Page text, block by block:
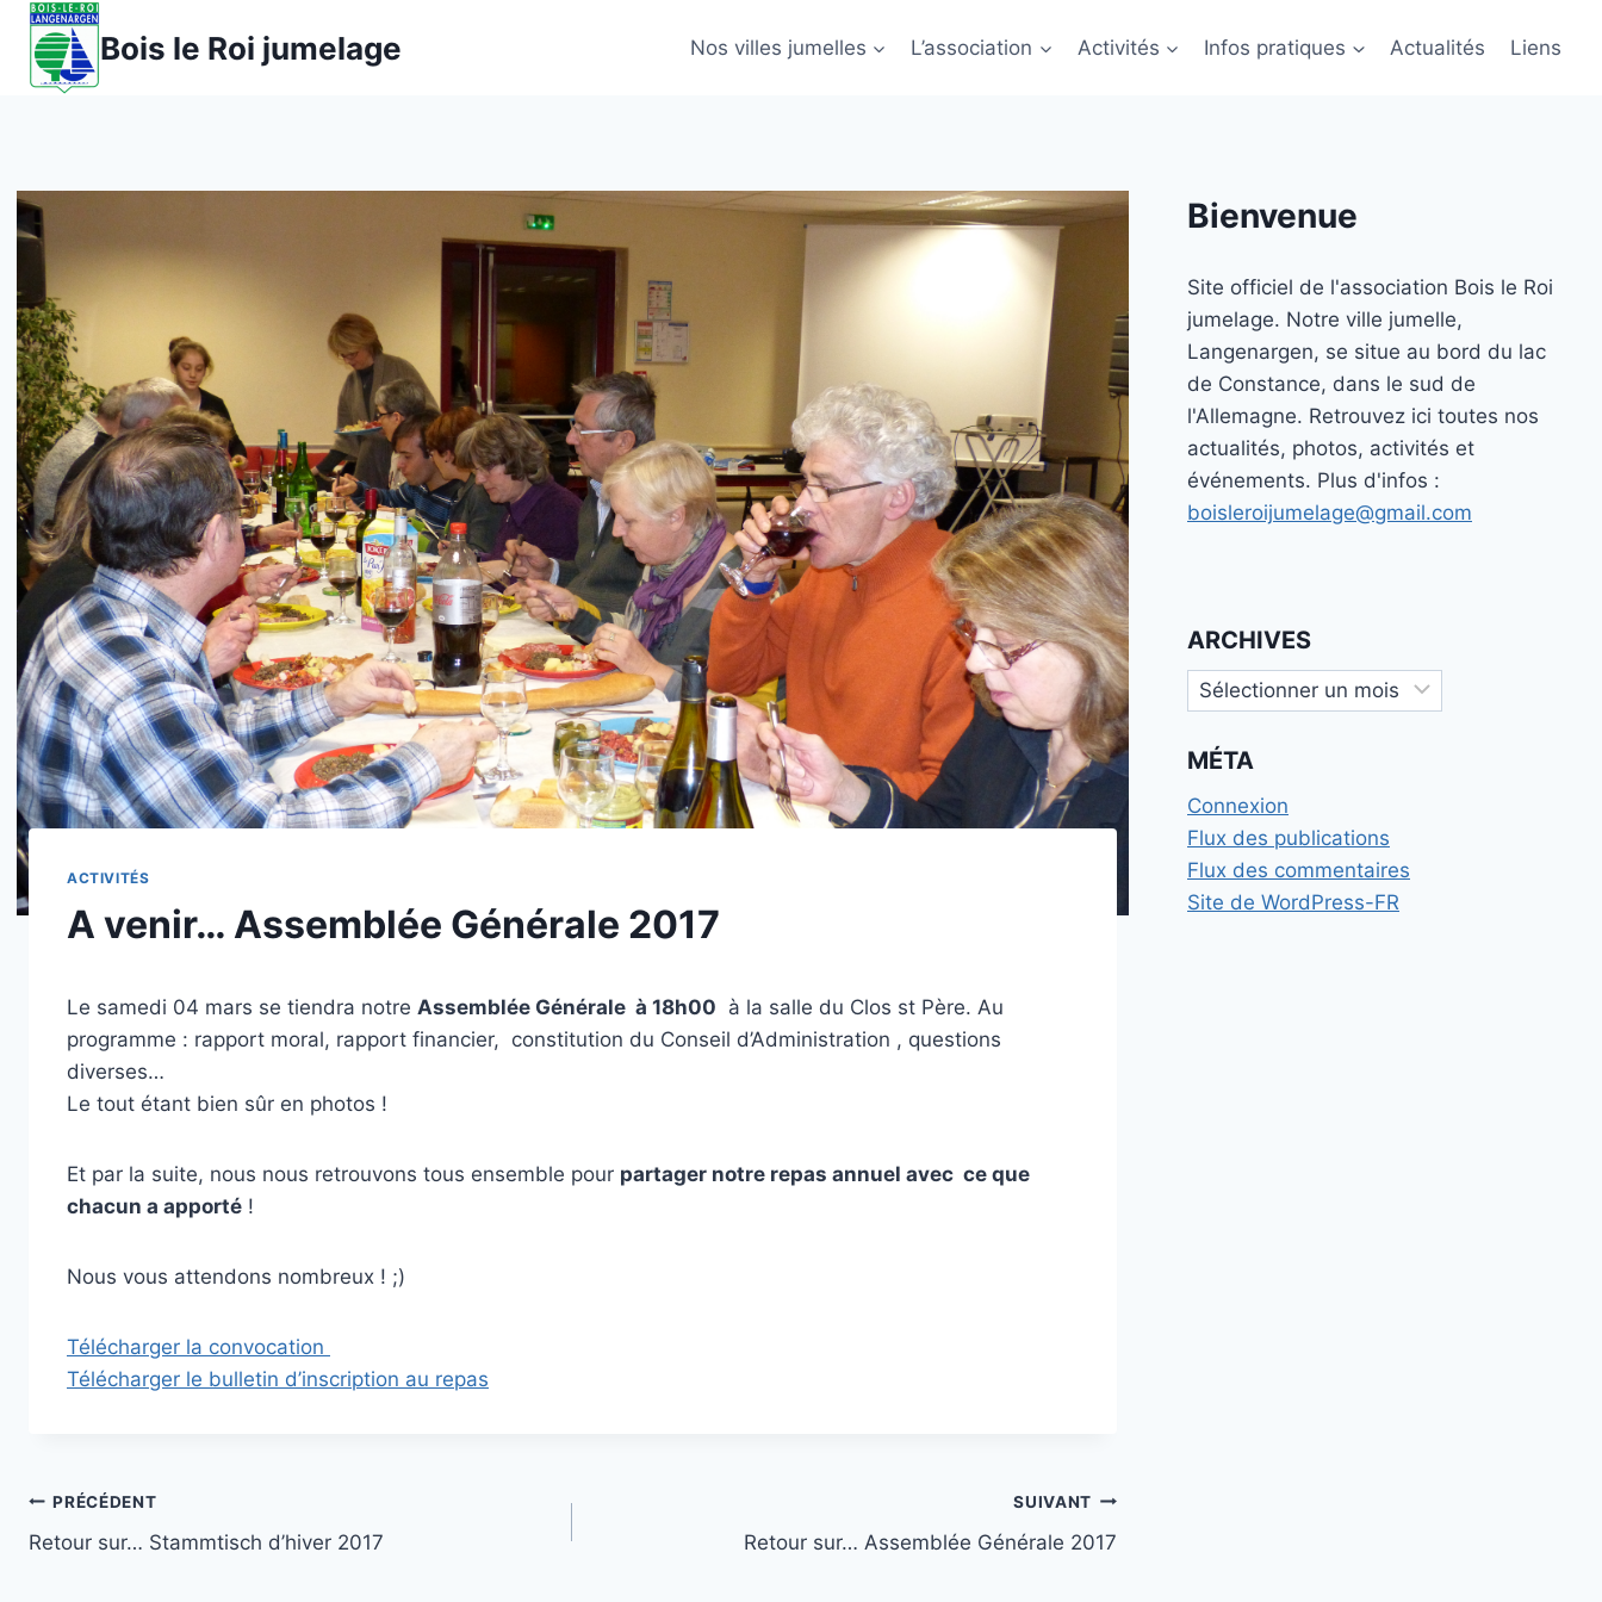
Aller
contenu
Bois le Roi jumelage Nos villes jumelles L’association Activités Infos pratiques Actualités Liens
ACTIVITÉS
A venir… Assemblée Générale 2017
Le samedi 04 mars se tiendra notre Assemblée Générale à 18h00 à la salle du Clos st Père. Au
programme : rapport moral, rapport financier, constitution du Conseil d’Administration , questions
diverses…
Le tout étant bien sûr en photos !
Et par la suite, nous nous retrouvons tous ensemble pour partager notre repas annuel avec ce que
chacun a apporté !
Nous vous attendons nombreux ! ;)
Télécharger la convocation
Télécharger le bulletin d’inscription au repas
Navigation
de
PRÉCÉDENT
Retour sur… Stammtisch d’hiver 2017
SUIVANT
Retour sur… Assemblée Générale 2017
Bienvenue
Site officiel de l'association Bois le Roi
jumelage. Notre ville jumelle,
Langenargen, se situe au bord du lac
de Constance, dans le sud de
l'Allemagne. Retrouvez ici toutes nos
actualités, photos, activités et
événements. Plus d'infos :
boisleroijumelage@gmail.com
ARCHIVES
Archives
MÉTA
Connexion
Flux des publications
Flux des commentaires
Site de WordPress-FR